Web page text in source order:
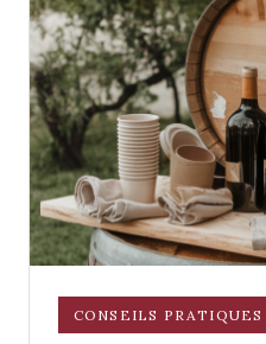
CONSEILS PRATIQUES